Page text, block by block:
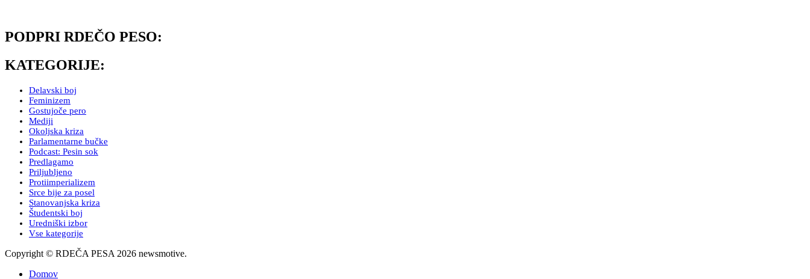
PODPRI RDEČO PESO:
KATEGORIJE:
Delavski boj
Feminizem
Gostujoče pero
Mediji
Okoljska kriza
Parlamentarne bučke
Podcast: Pesin sok
Predlagamo
Priljubljeno
Protiimperializem
Srce bije za posel
Stanovanjska kriza
Študentski boj
Uredniški izbor
Vse kategorije
Copyright © RDEČA PESA 2026 newsmotive.
Domov